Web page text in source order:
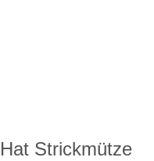
Strickmütze